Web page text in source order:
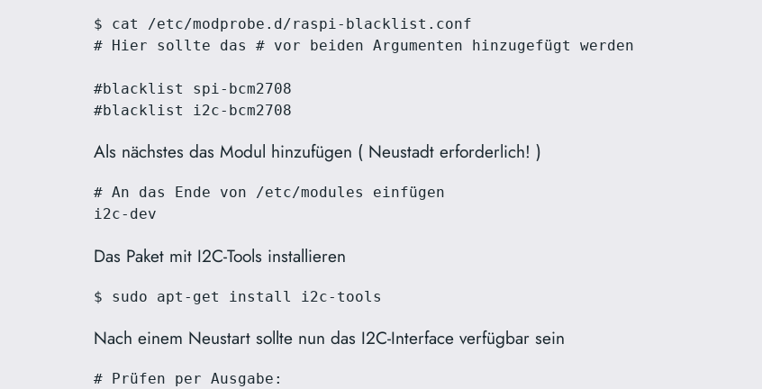
$ cat /etc/modprobe.d/raspi-blacklist.conf
# Hier sollte das # vor beiden Argumenten hinzugefügt werden
#blacklist spi-bcm2708
#blacklist i2c-bcm2708
Als nächstes das Modul hinzufügen ( Neustadt erforderlich! )
# An das Ende von /etc/modules einfügen
i2c-dev
Das Paket mit I2C-Tools installieren
$ sudo apt-get install i2c-tools
Nach einem Neustart sollte nun das I2C-Interface verfügbar sein
# Prüfen per Ausgabe: